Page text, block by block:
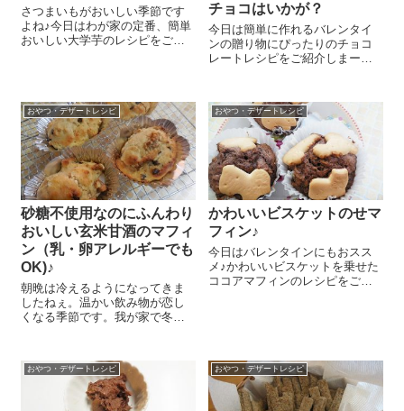
さつまいもがおいしい季節です
よね♪今日はわが家の定番、簡単
おいしい大学芋のレシピをご紹
れてグラニュー糖 大さじ1～2
を...
チョコはいかが？
今日は簡単に作れるバレンタイ
ンの贈り物にぴったりのチョコ
レートレシピをご紹介しまーす
おきにいり りんごとぶどうの
マシュマロ』のりんごとぶどう
のマシュマロを2個ずつ、1cm角
に手...
おやつ・デザートレシピ
砂糖不使用なのにふんわり
おいしい玄米甘酒のマフィ
ン（乳・卵アレルギーでも
OK)♪
朝晩は冷えるようになってきま
したねぇ。温かい飲み物が恋し
くなる季節です。我が家で冬の
点の甘酒😉 お湯で溶いたり、豆
乳で溶いたり、ココアを入れた
り生姜を入れたりと、色々楽し
んでいます＾＾...
おやつ・デザートレシピ
かわいいビスケットのせマ
フィン♪
今日はバレンタインにもおスス
メ♪かわいいビスケットを乗せた
ココアマフィンのレシピをご紹
ぶ...
おやつ・デザートレシピ おやつ・デザートレシピ